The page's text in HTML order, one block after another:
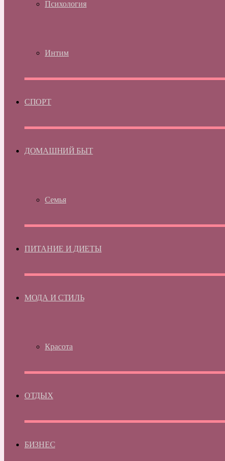
Психология
Интим
СПОРТ
ДОМАШНИЙ БЫТ
Семья
ПИТАНИЕ И ДИЕТЫ
МОДА И СТИЛЬ
Красота
ОТДЫХ
БИЗНЕС